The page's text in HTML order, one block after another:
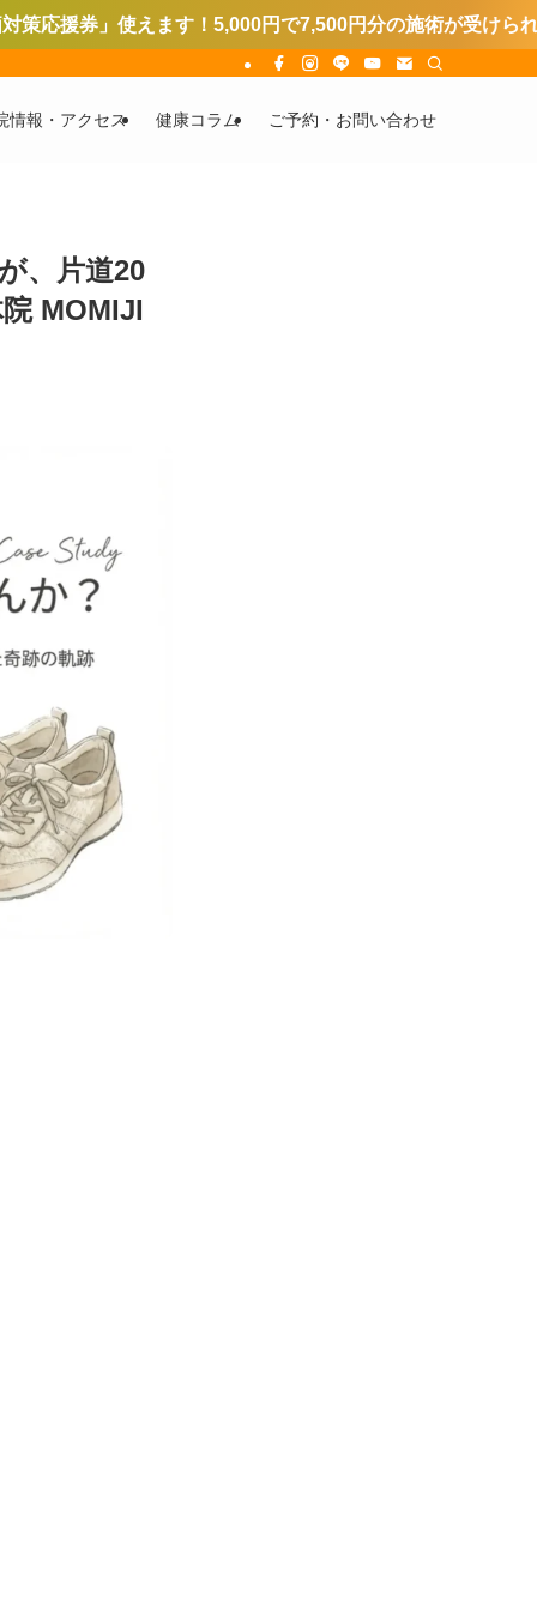
す！5,000円で7,500円分の施術が受けられます。
情報・アクセス 健康コラム ご予約・お問い合わせ
、片道20
MOMIJI